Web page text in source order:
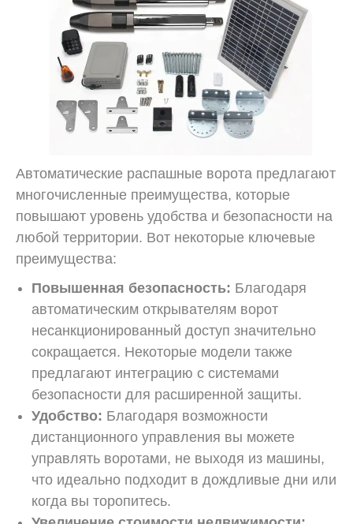
Автоматические распашные ворота предлагают
многочисленные преимущества, которые
повышают уровень удобства и безопасности на
любой территории. Вот некоторые ключевые
преимущества:
Повышенная безопасность: Благодаря
автоматическим открывателям ворот
несанкционированный доступ значительно
сокращается. Некоторые модели также
предлагают интеграцию с системами
безопасности для расширенной защиты.
Удобство: Благодаря возможности
дистанционного управления вы можете
управлять воротами, не выходя из машины,
что идеально подходит в дождливые дни или
когда вы торопитесь.